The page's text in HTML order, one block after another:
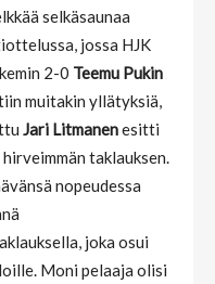
selkäsaunaa
jossa HJK
2-0 Teemu Pukin
muitakin yllätyksiä,
Jari Litmanenesitti
taklauksen.
nopeudessa
joka osui
Moni pelaaja olisi